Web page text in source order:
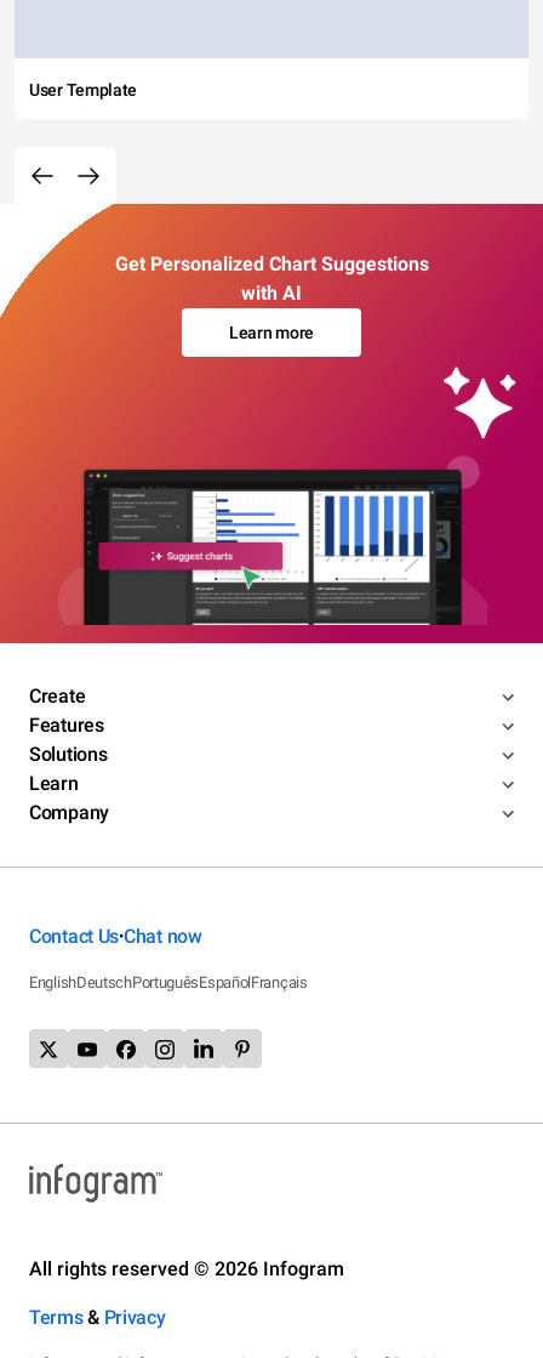
User Template
Get Personalized Chart Suggestions
with AI
Learn more
Create
Features
Solutions
Learn
Company
Contact Us•Chat now
EnglishDeutschPortuguêsEspañolFrançais
All rights reserved © 2026 Infogram
Terms& Privacy